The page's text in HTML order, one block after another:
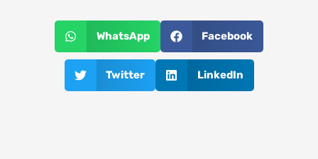
WhatsApp Facebook
Twitter LinkedIn